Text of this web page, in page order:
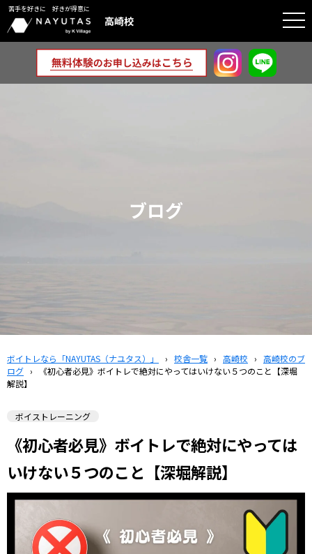
苦手を好きに 好きが得意に
高崎校
ブログ
ボイトレなら「NAYUTAS（ナユタス）」 › 校舎一覧 › 高崎校 › 高崎校のブ
ログ ›
《初心者必見》ボイトレで絶対にやってはいけない５つのこと【深堀
解説】
ボイストレーニング
《初心者必見》ボイトレで絶対にやっては
いけない５つのこと【深堀解説】